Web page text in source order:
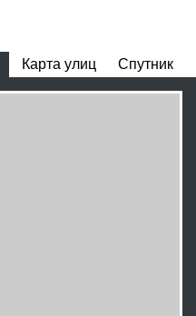
Карта улиц Спутник